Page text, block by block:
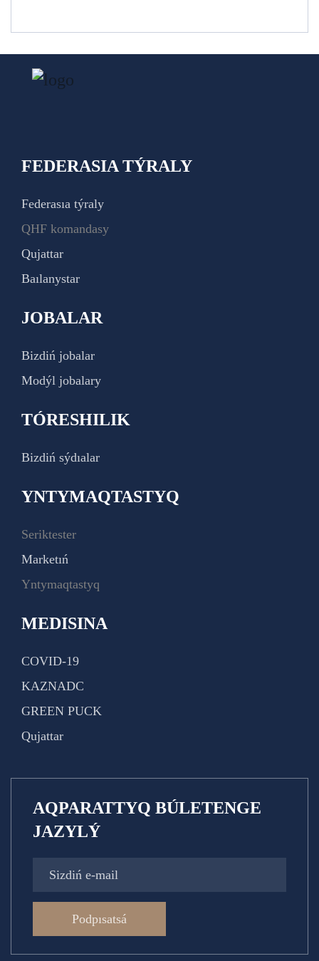
FEDERASIA TÝRALY
Federasıa týraly
QHF komandasy
Qujattar
Baılanystar
JOBALAR
Bizdiń jobalar
Modýl jobalary
TÓRESHILIK
Bizdiń sýdıalar
YNTYMAQTASTYQ
Seriktester
Marketıń
Yntymaqtastyq
MEDISINA
COVID-19
KAZNADC
GREEN PUCK
Qujattar
AQPARATTYQ BÚLETENGE
JAZYLÝ
Podpısatsá